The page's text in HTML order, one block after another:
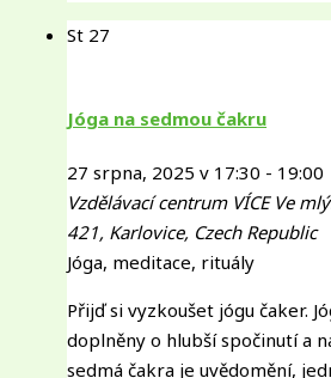
St 27
Jóga na sedmou čakru
27 srpna, 2025 v 17:30 - 19:00
Vzdělávací centrum VÍCE Ve
421, Karlovice, Czech Republic
Jóga, meditace, rituály
Přijď si vyzkoušet jógu čaker.
doplněny o hlubší spočinutí a
sedmá čakra je uvědomění,